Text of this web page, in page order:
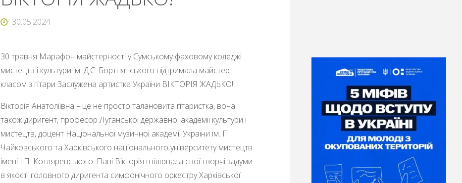
30.05.2024
30 травня Марафон майстерності у Сумському фаховому коледжі
мистецтв і культури ім. Д.С. Бортнянського підтримала майстер-
класом з гітари Заслужена артистка України ВІКТОРІЯ ЖАДЬКО!
Вікторія Анатоліївна – це не просто талановита гітаристка, вона
також диригент, професор Луганської державної академії культури і
мистецтв, доцент Національної музичної академії України ім. П.І.
Чайковського та Харківського національного університету мистецтв
імені І.П. Котляревського. Пані Вікторія втілювала свої творчі задуми
в якості головного диригента симфонічного оркестру Харківської